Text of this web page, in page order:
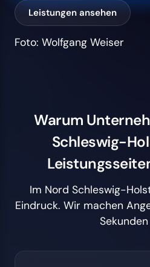
Leistungen ansehen
Foto: Wolfgang Weiser
Warum
Schleswig-
Im Nord Schleswig-
Eindruck. Wir machen